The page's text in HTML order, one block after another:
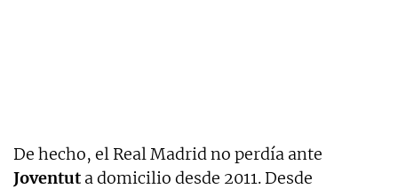
De hecho, el Real Madrid no perdía ante
Joventut a domicilio desde 2011. Desde